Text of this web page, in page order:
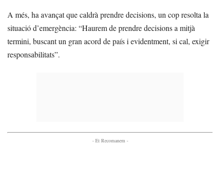
A més, ha avançat que caldrà prendre decisions, un cop resolta la
situació d’emergència: “Haurem de prendre decisions a mitjà
termini, buscant un gran acord de país i evidentment, si cal, exigir
responsabilitats”.
- Et Recomanem -